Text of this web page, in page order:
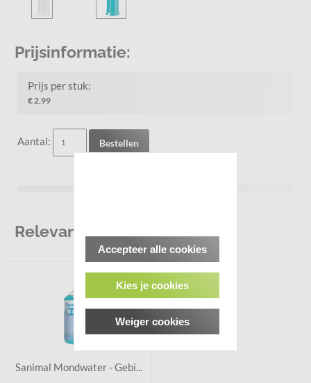
Prijsinformatie:
Prijs per stuk:
€ 2,99
Aantal: Bestellen
Relevante producten
Sanimal Mondwater - Gebi...
Accepteer alle cookies
Kies je cookies
Weiger cookies